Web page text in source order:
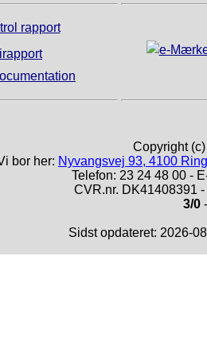
Copyright
bor her: Nyvangsvej 93, 4100
Telefon: 23 24 48 00 -
CVR.nr. DK41408391
3/0
Sidst opdateret: 2026-